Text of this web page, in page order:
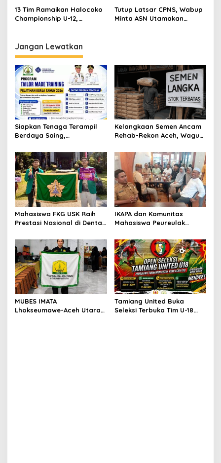
Harapkan Revitalisasi
Banjir Aceh Tamiang
13 Tim Ramaikan Halocoko
Championship U-12,
Tutup Latsar CPNS, Wabup
Minta ASN Utamakan
Jangan Lewatkan
Siapkan Tenaga Terampil
Berdaya Saing,
Tamiang Buka Pelatihan
Kerja 2026
Kelangkaan Semen Ancam
Rehab-Rekon Aceh, Wagub
Mahasiswa FKG USK Raih
Prestasi Nasional di Dental
IKAPA dan Komunitas
Mahasiswa Peureulak
Peureulak Raya
MUBES IMATA
Lhokseumawe-Aceh Utara
Tamiang United Buka
Seleksi Terbuka Tim U-18